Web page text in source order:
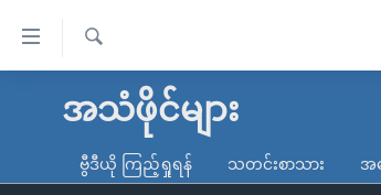
လွယ်ကူ
သည့်
မူလစာမျက်နှာ
ကမ္ဘာ့သတင်းများ
ရ
အသံဖိုင်များ
ဗွီဒီယို ကြည့်ရှုရန် သတင်းစာသား အ